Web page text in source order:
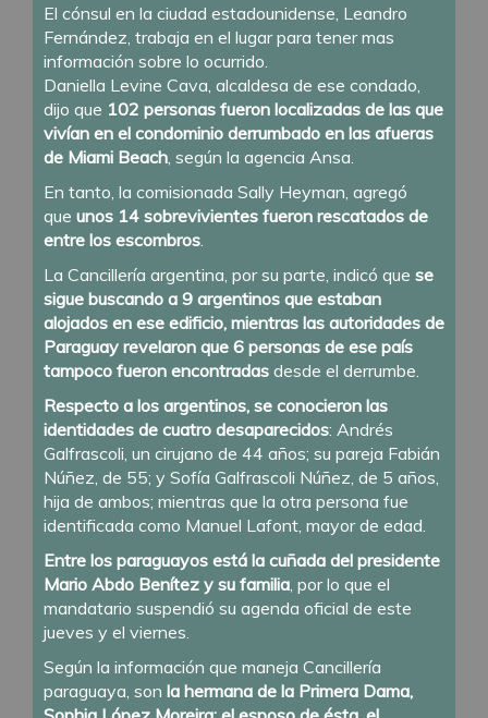
El cónsul en la ciudad estadounidense, Leandro
Fernández, trabaja en el lugar para tener mas
información sobre lo ocurrido.
Daniella Levine Cava, alcaldesa de ese condado,
dijo que 102 personas fueron localizadas de las que
vivían en el condominio derrumbado en las afueras
de Miami Beach , según la agencia Ansa.
En tanto, la comisionada Sally Heyman, agregó
que unos 14 sobrevivientes fueron rescatados de
entre los escombros
La Cancillería argentina, por su parte, indicó que se
sigue buscando a 9 argentinos que estaban
alojados en ese edificio, mientras las autoridades de
Paraguay revelaron que 6 personas de ese país
tampoco fueron encontradas desde el derrumbe.
Respecto a los argentinos, se conocieron las
identidades de cuatro desaparecidos: Andrés
Galfrascoli, un cirujano de 44 años; su pareja Fabián
Núñez, de 55; y Sofía Galfrascoli Núñez, de 5 años,
hija de ambos; mientras que la otra persona fue
identificada como Manuel Lafont, mayor de edad.
Entre los paraguayos está la cuñada del presidente
Mario Abdo Benítez y su familia , por lo que el
mandatario suspendió su agenda oficial de este
jueves y el viernes.
Según la información que maneja Cancillería
paraguaya, son la hermana de la Primera Dama,